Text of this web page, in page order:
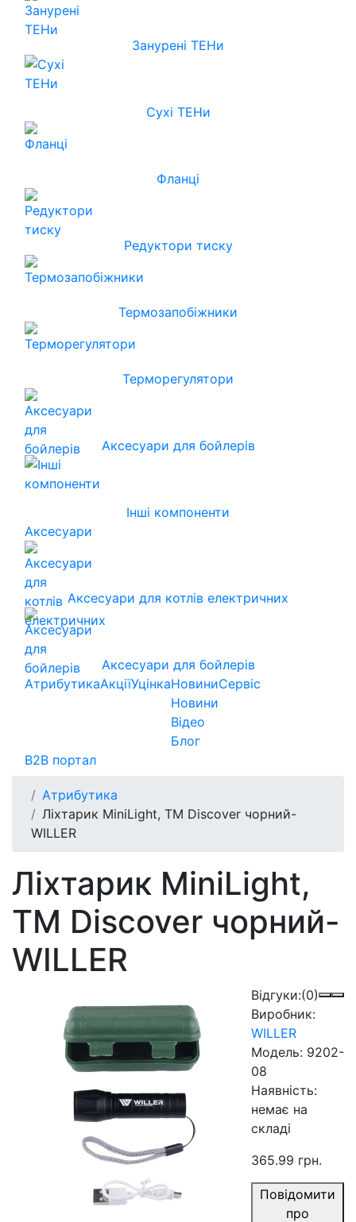
Занурені ТЕНи
Сухі ТЕНи
Фланці
Редуктори тиску
Термозапобіжники
Терморегулятори
Аксесуари для бойлерів
Інші компоненти
Аксесуари
Аксесуари для котлів електричних
Аксесуари для бойлерів
АтрибутикаАкціїУцінкаНовини
Новини
Відео
Блог
Сервіс
B2B портал
Атрибутика
Ліхтарик MiniLight, TM Discover чорний-
WILLER
Ліхтарик MiniLight,
TM Discover чорний-
WILLER
Відгуки:(0)
Виробник:
WILLER
Модель: 9202-
08
Наявність:
немає на
складі
365.99 грн.
Повідомити
про